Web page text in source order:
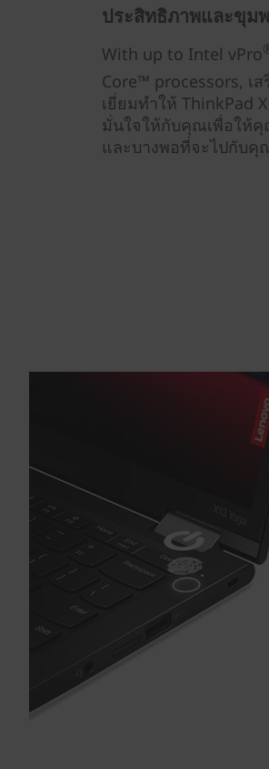
ประสิทธิภาพและขุม
With up to Intel vPro
Core™ processors, เ
เยี่ยมทำให้ ThinkPad
มั่นใจให้กับคุณเพื่อให้คุ
และบางพอที่จะไปกับ